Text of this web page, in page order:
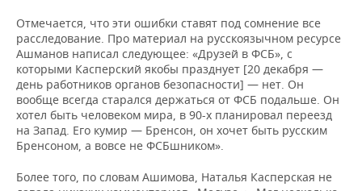
Отмечается, что эти ошибки ставят под сомнение все
расследование. Про материал на русскоязычном ресурсе
Ашманов написал следующее: «Друзей в ФСБ», с
которыми Касперский якобы празднует [20 декабря —
день работников органов безопасности] — нет. Он
вообще всегда старался держаться от ФСБ подальше. Он
хотел быть человеком мира, в 90-х планировал переезд
на Запад. Его кумир — Бренсон, он хочет быть русским
Бренсоном, а вовсе не ФСБшником».
Более того, по словам Ашимова, Наталья Касперская не